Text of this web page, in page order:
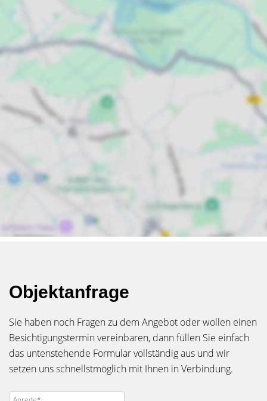
Objektanfrage
Sie haben noch Fragen zu dem Angebot oder wollen einen
Besichtigungstermin vereinbaren, dann füllen Sie einfach
das untenstehende Formular vollständig aus und wir
setzen uns schnellstmöglich mit Ihnen in Verbindung.